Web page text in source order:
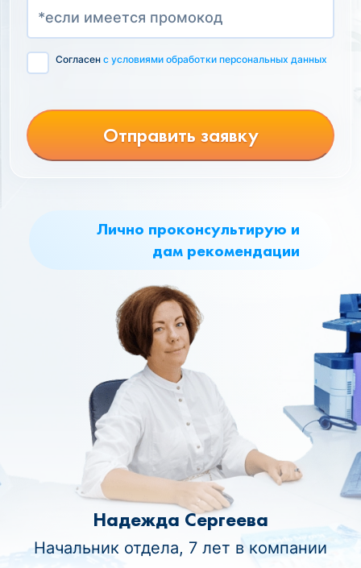
Лично проконсультирую и
дам рекомендации
Надежда Сергеева
Начальник отдела, 7 лет в компании
Согласен с условиями обработки персональных данных
Отправить заявку